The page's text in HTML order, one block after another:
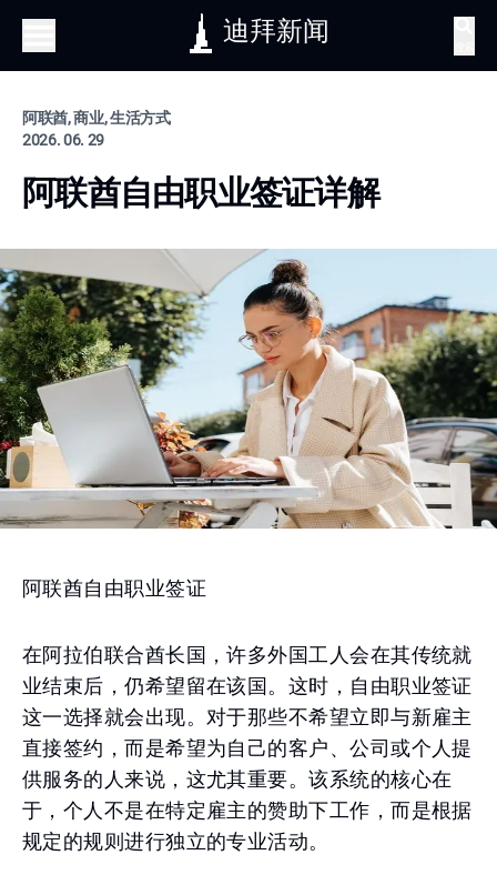
迪拜新闻
阿联酋, 商业, 生活方式
2026. 06. 29
阿联酋自由职业签证详解
阿联酋自由职业签证
在阿拉伯联合酋长国，许多外国工人会在其传统就
业结束后，仍希望留在该国。这时，自由职业签证
这一选择就会出现。对于那些不希望立即与新雇主
直接签约，而是希望为自己的客户、公司或个人提
供服务的人来说，这尤其重要。该系统的核心在
于，个人不是在特定雇主的赞助下工作，而是根据
规定的规则进行独立的专业活动。